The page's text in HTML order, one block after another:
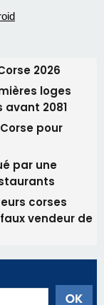
2026
loges
2081
pour
par une
corses
vendeur de